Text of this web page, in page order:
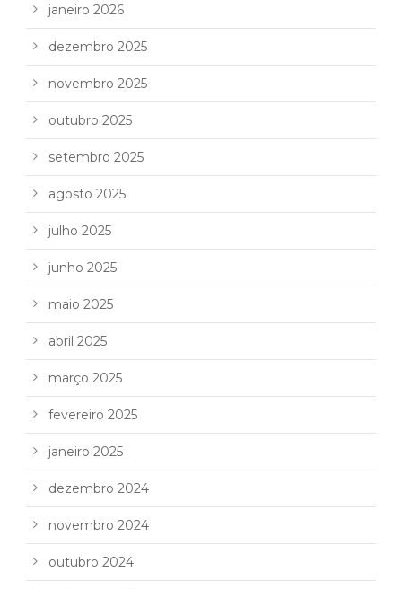
janeiro 2026
dezembro 2025
novembro 2025
outubro 2025
setembro 2025
agosto 2025
julho 2025
junho 2025
maio 2025
abril 2025
março 2025
fevereiro 2025
janeiro 2025
dezembro 2024
novembro 2024
outubro 2024